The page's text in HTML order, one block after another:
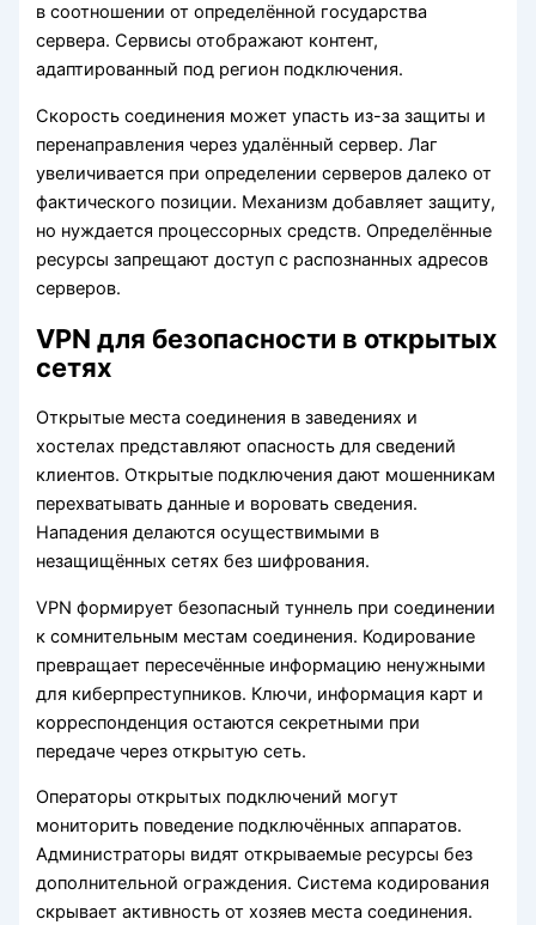
в соотношении от определённой государства
сервера. Сервисы отображают контент,
адаптированный под регион подключения.
Скорость соединения может упасть из-за защиты и
перенаправления через удалённый сервер. Лаг
увеличивается при определении серверов далеко от
фактического позиции. Механизм добавляет защиту,
но нуждается процессорных средств. Определённые
ресурсы запрещают доступ с распознанных адресов
серверов.
VPN для безопасности в открытых
сетях
Открытые места соединения в заведениях и
хостелах представляют опасность для сведений
клиентов. Открытые подключения дают мошенникам
перехватывать данные и воровать сведения.
Нападения делаются осуществимыми в
незащищённых сетях без шифрования.
VPN формирует безопасный туннель при соединении
к сомнительным местам соединения. Кодирование
превращает пересечённые информацию ненужными
для киберпреступников. Ключи, информация карт и
корреспонденция остаются секретными при
передаче через открытую сеть.
Операторы открытых подключений могут
мониторить поведение подключённых аппаратов.
Администраторы видят открываемые ресурсы без
дополнительной ограждения. Система кодирования
скрывает активность от хозяев места соединения.